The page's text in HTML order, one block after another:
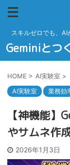
スキルゼロでも、
Geminiとつ
HOME > AI実験室 >
AI実験室
業務効
【神機能】
やサムネ作
2026年1月3日